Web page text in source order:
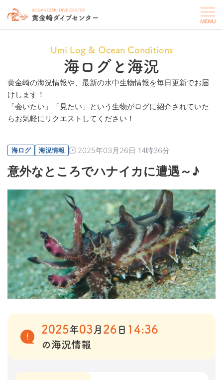
Umi Log & Ocean Conditions
海ログと海況
黄金崎の海況情報や、最新の水中生物情報を毎日更新でお届
けします！
「会いたい」「見たい」という生物がログに紹介されていた
らお気軽にリクエストしてください！
海ログ 海況情報 2025年03月26日 14時36分
意外なところでハナイカに遭遇～♪
2025年03 月 26 日 14:36
の海況情報